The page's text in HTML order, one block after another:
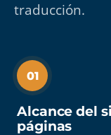
traducción.
01
Alcance del
páginas